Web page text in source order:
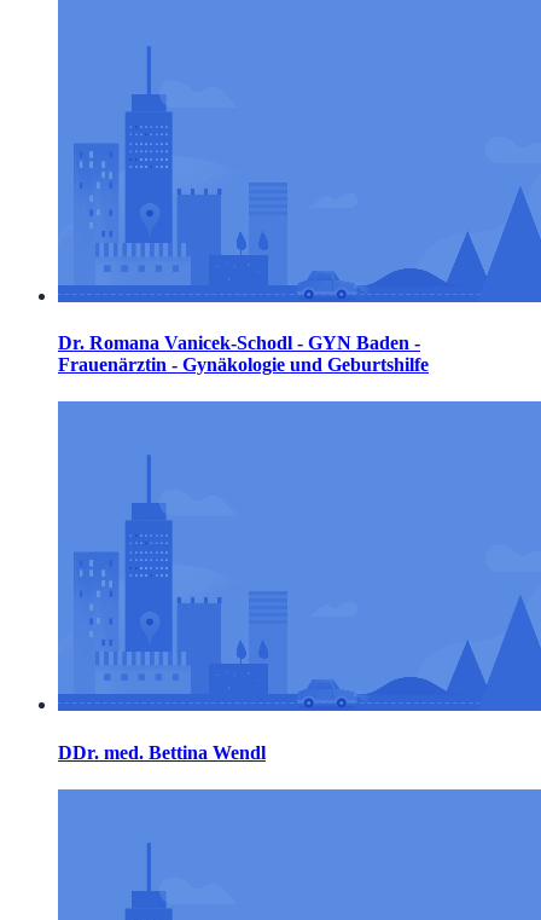
Dr. Romana Vanicek-Schodl - GYN Baden -
Frauenärztin - Gynäkologie und Geburtshilfe
DDr. med. Bettina Wendl